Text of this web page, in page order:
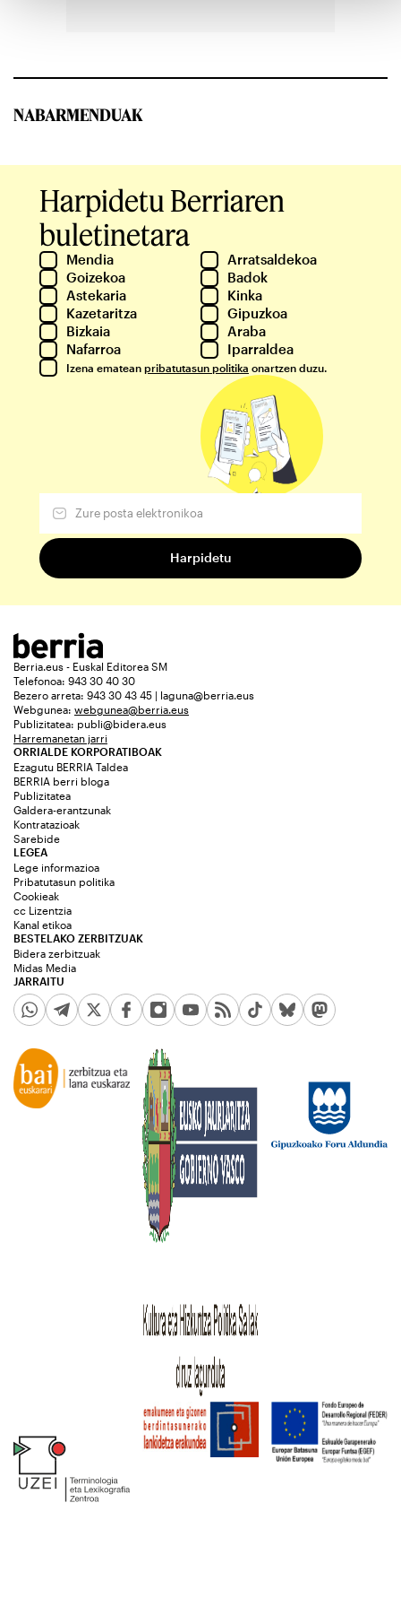
NABARMENDUAK
Harpidetu Berriaren
buletinetara
Mendia
Arratsaldekoa
Goizekoa
Badok
Astekaria
Kinka
Kazetaritza
Gipuzkoa
Bizkaia
Araba
Nafarroa
Iparraldea
Izena ematean pribatutasun politika onartzen duzu.
Berria.eus - Euskal Editorea SM
Telefonoa: 943 30 40 30
Bezero arreta: 943 30 43 45 | laguna@berria.eus
Webgunea: webgunea@berria.eus
Publizitatea: publi@bidera.eus
Harremanetan jarri
ORRIALDE KORPORATIBOAK
Ezagutu BERRIA Taldea
BERRIA berri bloga
Publizitatea
Galdera-erantzunak
Kontratazioak
Sarebide
JARRAITU
LEGEA
Lege informazioa
Pribatutasun politika
Cookieak
cc Lizentzia
Kanal etikoa
BESTELAKO ZERBITZUAK
Bidera zerbitzuak
Midas Media